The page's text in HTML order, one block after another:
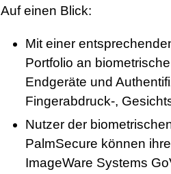
Auf einen Blick:
Mit einer
Portfolio an
Endgeräte und
Fingerabdruck-,
Nutzer der
PalmSecure können
ImageWare Systems